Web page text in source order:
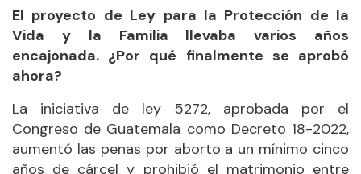
El proyecto de Ley para la Protección de la
Vida y la Familia llevaba varios años
encajonada. ¿Por qué finalmente se aprobó
ahora?
La iniciativa de ley 5272, aprobada por el
Congreso de Guatemala como Decreto 18-2022,
aumentó las penas por aborto a un mínimo cinco
años de cárcel y prohibió el matrimonio entre